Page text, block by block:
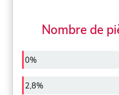
Nombre de
0%
2,8%